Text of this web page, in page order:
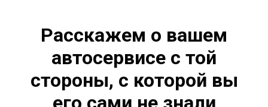
Расскажем о вашем
автосервисе с той
стороны, с которой вы